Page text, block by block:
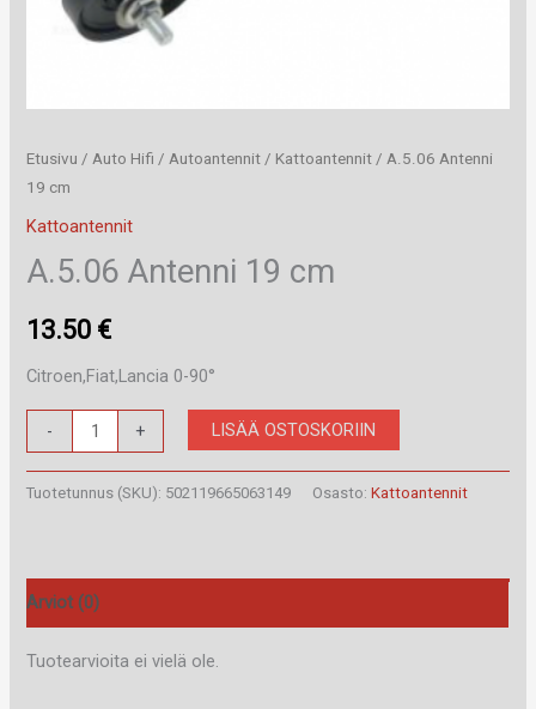
Etusivu / Auto Hifi / Autoantennit / Kattoantennit / A.5.06 Antenni
19 cm
Kattoantennit
A.5.06 Antenni 19 cm
13.50 €
Citroen,Fiat,Lancia 0-90°
-
Antenni
19
+ LISÄÄ OSTOSKORIIN
Tuotetunnus (SKU): 502119665063149 Osasto:Kattoantennit
Arviot (0)
Tuotearvioita ei vielä ole.